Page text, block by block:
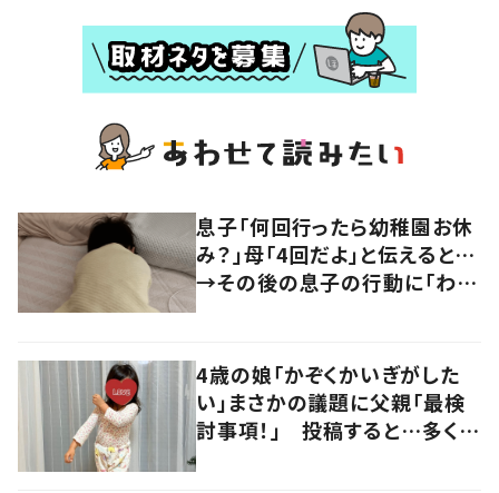
息子「何回行ったら幼稚園お休
み？」母「4回だよ」と伝えると…
→その後の息子の行動に「わか
4歳の娘「かぞくかいぎがした
い」まさかの議題に父親「最検
討事項！」 投稿すると…多くの